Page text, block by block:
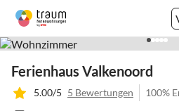
Ferienhaus Valkenoord
5.00/5 5 Bewertungen 100%